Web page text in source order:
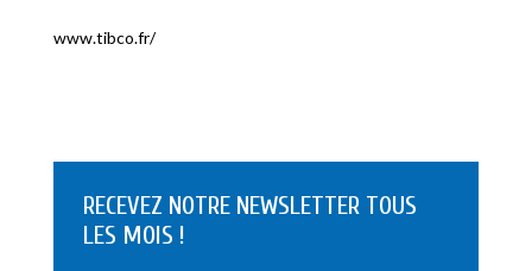
www.tibco.fr/
RECEVEZ NOTRE NEWSLETTER TOUS
LES MOIS !